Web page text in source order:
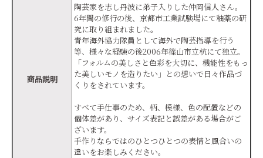
商品説明
陶芸家を志し丹波に弟子入りした仲岡信人さん。
6年間の修行の後、京都市工業試験場にて釉薬の研
究に取り組まれました。
青年海外協力隊員として海外で陶芸指導を行う
等、様々な経験の後2006年篠山市立杭にて独立。
「フォルムの美しさと色彩を大切に、機能性をもっ
た美しいモノを造りたい」との想いで日々作品づ
くりをされています。
すべて手仕事のため、柄、模様、色の配置などの
個体差があり、サイズ表記と誤差がある場合がご
ざいます。
手作りならではのひとつひとつの表情と風合いの
違いをお楽しみください。